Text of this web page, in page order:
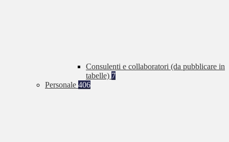
Consulenti e collaboratori (da pubblicare in
tabelle) 7
Personale 406